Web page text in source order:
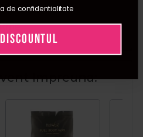
impreuna:
de confidentialitate